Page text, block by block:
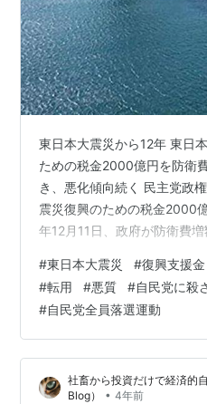
東日本大震災から12年 東日
ための税金2000億円を防衛
き、悪化傾向続く 民主党政
震災復興のための税金2000
年12月11日、政府が防衛費
部を転用する案を検討してい
雄首相は5年後の2027年度以
う方針を示している。 復興
本大震災後に導入された。
2.1％を乗じた金額が追加課
#東日本大震災 #復興支援金
#転用 #悪質 #自民党に殺
#自民党全員落選運動
社畜から投資だけで経済的
Blog）
• 4年前